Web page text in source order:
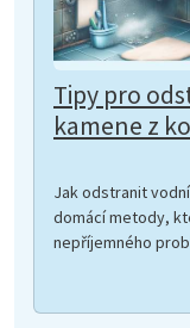
Tipy pro
kamene z
Jak odstranit
domácí metody,
nepříjemného